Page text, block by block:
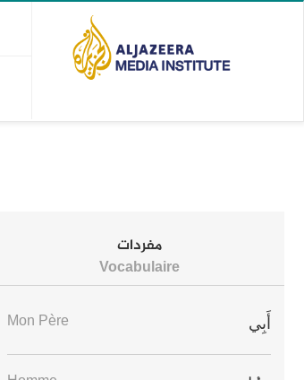
مفردات
Vocabulaire
أَبِي Mon Père